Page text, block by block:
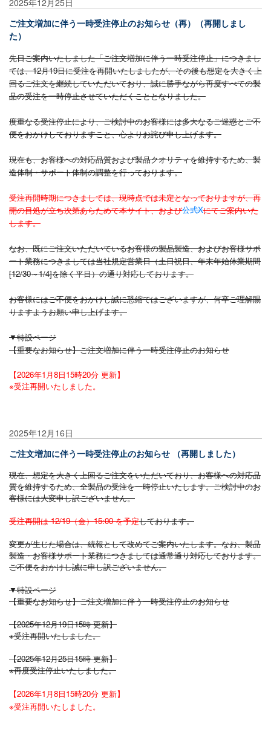
ご注文増加に伴う一時受注停止のお知らせ（再）（再開しまし
た）
先日ご案内いたしました「ご注文増加に伴う一時受注停止」につきまし
ては、12月19日に受注を再開いたしましたが、その後も想定を大きく上
回るご注文を継続していただいており、誠に勝手ながら再度すべての製
品の受注を一時停止させていただくこととなりました。
度重なる受注停止により、ご検討中のお客様には多大なるご迷惑とご不
便をおかけしておりますこと、心よりお詫び申し上げます。
現在も、お客様への対応品質および製品クオリティを維持するため、製
造体制・サポート体制の調整を行っております。
受注再開時期につきましては、現時点では未定となっておりますが、再
開の目処が立ち次第あらためて本サイト、および公式Xにてご案内いた
します。
なお、既にご注文いただいているお客様の製品製造、およびお客様サポ
ート業務につきましては当社規定営業日（土日祝日、年末年始休業期間
[12/30～1/4]を除く平日）の通り対応しております。
お客様にはご不便をおかけし誠に恐縮ではございますが、何卒ご理解賜
りますようお願い申し上げます。
▼特設ページ
【重要なお知らせ】ご注文増加に伴う一時受注停止のお知らせ
【2026年1月8日15時20分 更新】
※受注再開いたしました。
2025年12月16日
ご注文増加に伴う一時受注停止のお知らせ （再開しました）
現在、想定を大きく上回るご注文をいただいており、お客様への対応品
質を維持するため、全製品の受注を一時停止いたします。ご検討中のお
客様には大変申し訳ございません。
受注再開は 12/19（金）15:00 を予定しております。
変更が生じた場合は、続報として改めてご案内いたします。なお、製品
製造・お客様サポート業務につきましては通常通り対応しております。
ご不便をおかけし誠に申し訳ございません。
▼特設ページ
【重要なお知らせ】ご注文増加に伴う一時受注停止のお知らせ
【2025年12月19日15時 更新】
※受注再開いたしました。
【2025年12月25日15時 更新】
※再度受注停止いたしました。
【2026年1月8日15時20分 更新】
※受注再開いたしました。